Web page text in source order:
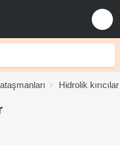
Hidrolik kırıcılar